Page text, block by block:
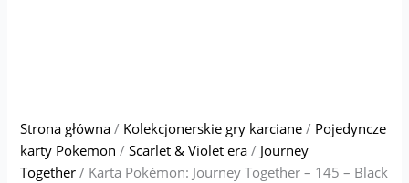
Strona główna / Kolekcjonerskie gry karciane / Pojedyncze
karty Pokemon /Scarlet & Violet era / Journey
Together / Karta Pokémon: Journey Together – 145 – Black